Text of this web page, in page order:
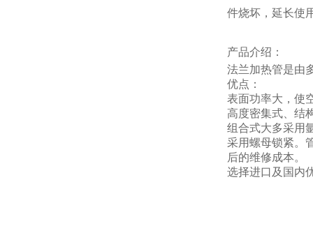
件烧坏，延长使
产品介绍：
法兰加热管是由
优点：
表面功率大，使
高度密集式、结
组合式大多采用
采用螺母锁紧。
后的维修成本。
选择进口及国内